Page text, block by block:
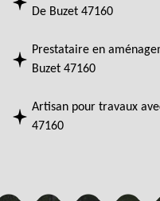
De Buzet 47160
Prestataire en
Buzet 47160
Artisan pour travaux
47160